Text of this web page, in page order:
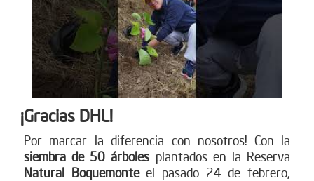
¡Gracias DHL!
Por marcar la diferencia con nosotros! Con la
siembra de 50 árboles plantados en la Reserva
Natural Boquemonteel pasado 24 de febrero,